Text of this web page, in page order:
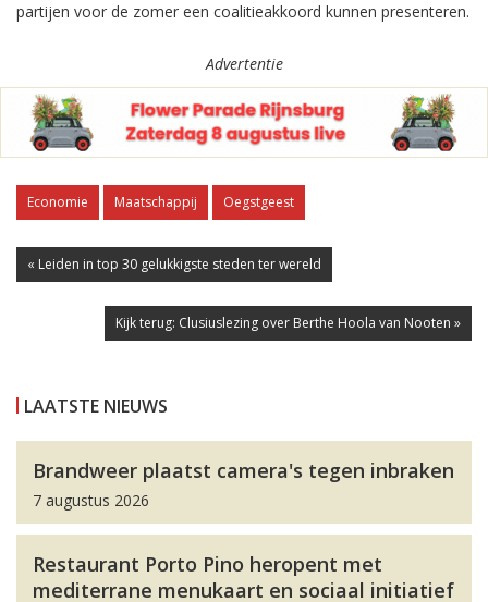
partijen voor de zomer een coalitieakkoord kunnen presenteren.
Advertentie
Economie Maatschappij Oegstgeest
« Leiden in top 30 gelukkigste steden ter wereld
Kijk terug: Clusiuslezing over Berthe Hoola van Nooten »
LAATSTE NIEUWS
Brandweer plaatst camera's tegen inbraken
7 augustus 2026
Restaurant Porto Pino heropent met
mediterrane menukaart en sociaal initiatief